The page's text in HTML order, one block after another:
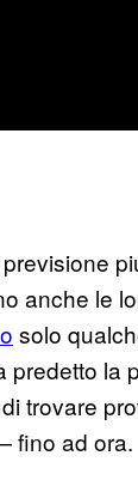
anche le
solo
la
trovare
fino ad ora.